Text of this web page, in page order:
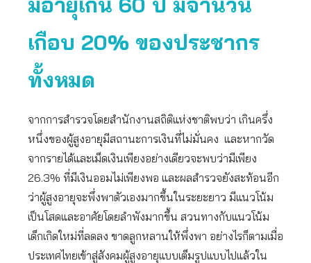
เกือบ 20% ของประชากร
ทั้งหมด
จากการสำรวจโดยสำนักงานสถิติแห่งชาติพบว่า เกินครึ่ง
หนึ่งของผู้สูงอายุมีสถานะการเงินที่ไม่มั่นคง และหากวัด
จากรายได้และเม็ดเงินเพียงอย่างเดียวจะพบว่ามีเพียง
26.3% ที่มีเงินออมไม่เพียงพอ และผลสำรวจยังสะท้อนอีก
ว่าผู้สูงอายุจะพึ่งพาตัวเองมากขึ้นในระยะยาว มีแนวโน้ม
เป็นโสดและอาศัยโดยลำพังมากขึ้น สวนทางกับแนวโน้ม
เด็กเกิดใหม่ที่ลดลง ขาดลูกหลานให้พึ่งพา อย่างไรก็ตามเมื่อ
ประเทศไทยเข้าสู่สังคมผู้สูงอายุแบบเต็มรูปแบบไปแล้วใน